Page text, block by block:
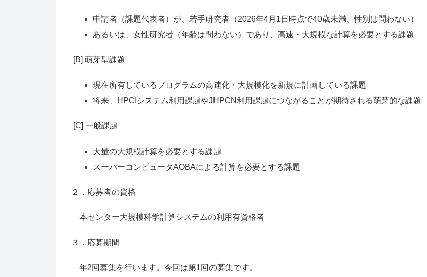
申請者（課題代表者）が、若手研究者（2026年4月1日時点で40歳未満、性別は問わない）
あるいは、女性研究者（年齢は問わない）であり、高速・大規模な計算を必要とする課題
[B] 萌芽型課題
現在所有しているプログラムの高速化・大規模化を新規に計画している課題
将来、HPCIシステム利用課題やJHPCN利用課題につながることが期待される萌芽的な課題
[C] 一般課題
大量の大規模計算を必要とする課題
スーパーコンピュータAOBAによる計算を必要とする課題
２．応募者の資格
本センター大規模科学計算システムの利用有資格者
３．応募期間
年2回募集を行います。今回は第1回の募集です。